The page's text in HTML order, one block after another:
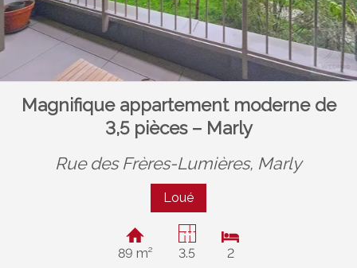
Magnifique appartement moderne de
3,5 pièces – Marly
Rue des Frères-Lumières, Marly
Loué
89 m² 3.5 2